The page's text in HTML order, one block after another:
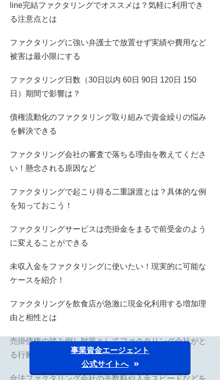
line完結ファクタリングでオススメは？気軽に利用でき
る注意点とは
ファクタリングに強い弁護士で放置せず実績や費用など
被害は最小限にする
ファクタリング日数（30日以内 60日 90日 120日 150
日）期間で影響は？
債権流動化のファクタリング取り組みで資金繰りの悩み
を解決できる
ファクタリング会社の審査で落ちる理由を教えてくださ
い！懸念される原因など
ファクタリングで起こり得る二重譲渡とは？具体的な例
を知っておこう！
ファクタリングサービスは売掛金をまるで前受金のよう
に変えることができる
未収入金をファクタリングに使いたい！現実的に可能な
ケースを紹介！
ファクタリングを飲食店が急激に現金化利用する増加理
由と相性とは
売掛債権の踏み倒し対策としてファクタリング会社がと
る行動を徹底解明
合法ファクタリング会社の手数料や入金スピードなどを
事業資金エージェント
公式サイトへ